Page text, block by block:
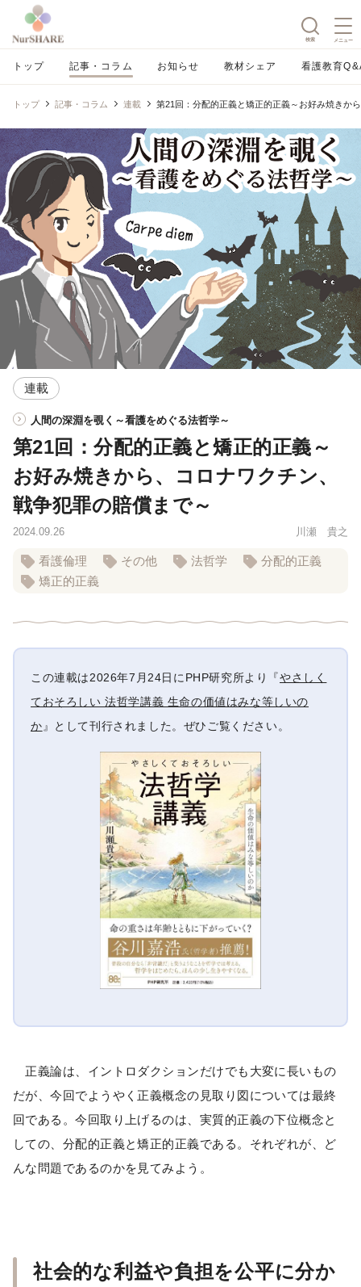
検索 メニュー
トップ 記事・コラム お知らせ 教材シェア 看護教育
トップ 記事・コラム 連載 第21回：分配的正義と矯正的正義～お好み焼きか
連載
人間の深淵を覗く～看護をめぐる法哲学～
第21回：分配的正義と矯正的正義～
お好み焼きから、コロナワクチン、
戦争犯罪の賠償まで～
2024.09.26 川瀬 貴之
看護倫理 その他 法哲学
分配的正義
矯正的正義
この連載は2026年7月24日にPHP研究所より『やさしく
ておそろしい 法哲学講義 生命の価値はみな等しいの
か』として刊行されました。ぜひご覧ください。
正義論は、イントロダクションだけでも大変に長いもの
だが、今回でようやく正義概念の見取り図については最終
回である。今回取り上げるのは、実質的正義の下位概念と
しての、分配的正義と矯正的正義である。それぞれが、ど
んな問題であるのかを見てみよう。
社会的な利益や負担を公平に分か